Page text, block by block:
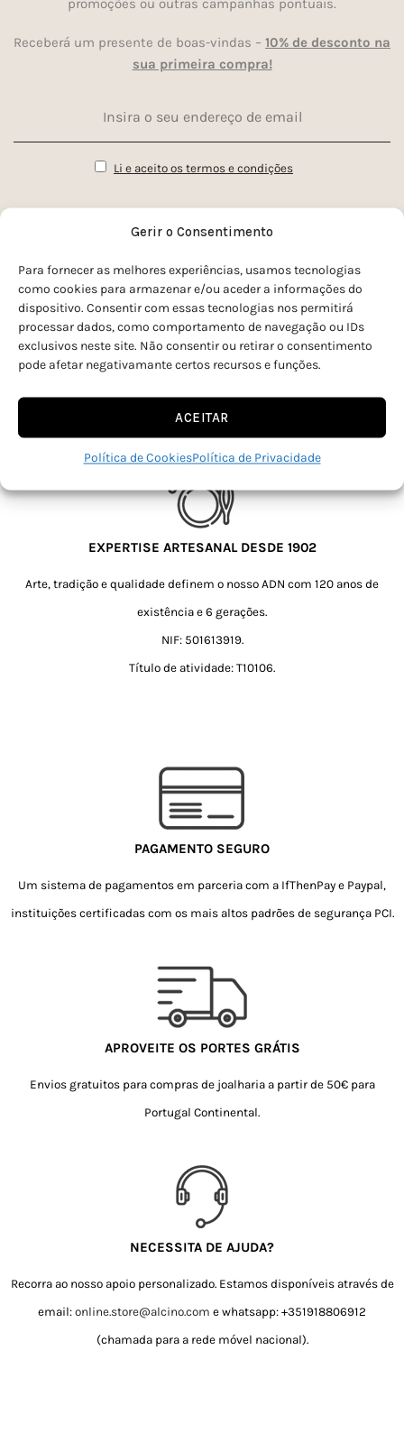
Gerir o Consentimento
Para fornecer as melhores experiências, usamos tecnologias
como cookies para armazenar e/ou aceder a informações do
dispositivo. Consentir com essas tecnologias nos permitirá
processar dados, como comportamento de navegação ou IDs
exclusivos neste site. Não consentir ou retirar o consentimento
pode afetar negativamante certos recursos e funções.
ACEITAR
Política de CookiesPolítica de Privacidade
promoções ou outras campanhas pontuais.
Receberá um presente de boas-vindas – 10% de desconto na
sua primeira compra!
Li e aceito os termos e condições
EXPERTISE ARTESANAL DESDE 1902
Arte, tradição e qualidade definem o nosso ADN com 120 anos de
existência e 6 gerações.
NIF: 501613919.
Título de atividade: T10106.
PAGAMENTO SEGURO
Um sistema de pagamentos em parceria com a IfThenPay e Paypal,
instituições certificadas com os mais altos padrões de segurança PCI.
APROVEITE OS PORTES GRÁTIS
Envios gratuitos para compras de joalharia a partir de 50€ para
Portugal Continental.
NECESSITA DE AJUDA?
Recorra ao nosso apoio personalizado. Estamos disponíveis através de
email: online.store@alcino.com e whatsapp: +351918806912
(chamada para a rede móvel nacional).